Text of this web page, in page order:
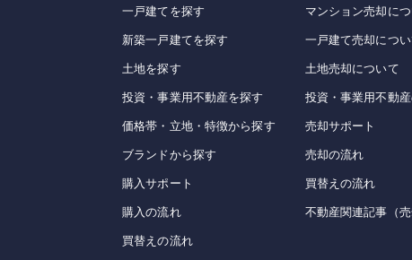
一戸建てを探す
新築一戸建てを探す
土地を探す
投資・事業用不動産を探す
価格帯・立地・特徴から探す
ブランドから探す
購入サポート
購入の流れ
買替えの流れ
マンション売却に
一戸建て売却につ
土地売却について
投資・事業用不動
売却サポート
売却の流れ
買替えの流れ
不動産関連記事（売